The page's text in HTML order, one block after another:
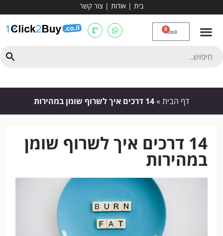
בית | אודות | צור קשר
₪0
0
דף הבית »14 דרכים איך לשרוף שומן במהירות
14 דרכים איך לשרוף שומן
במהירות